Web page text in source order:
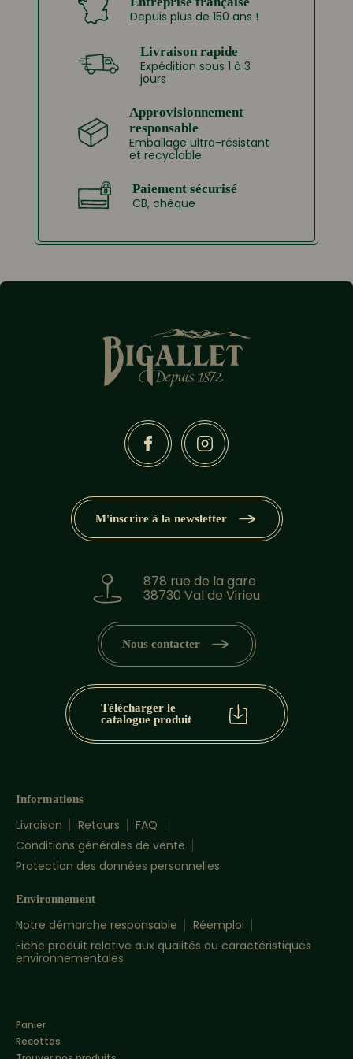
Depuis plus de 150 ans !
Livraison rapide
Expédition sous 1 à 3
jours
Approvisionnement
responsable
Emballage ultra-résistant
et recyclable
Paiement sécurisé
CB, chèque
878 rue de la gare
38730 Val de Virieu
Nous contacter
Informations
Livraison Retours
FAQ
Conditions générales de vente
Protection des données personnelles
Environnement
Notre démarche responsable
Réemploi
Fiche produit relative aux qualités ou caractéristiques
environnementales
M'inscrire à la newsletter
Télécharger le
catalogue produit
Panier
Recettes